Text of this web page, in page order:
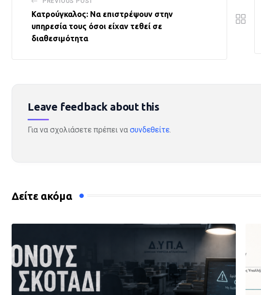
Κατρούγκαλος: Να επιστρέψουν στην
υπηρεσία τους όσοι είχαν τεθεί σε
διαθεσιμότητα
Leave feedback about this
Για να σχολιάσετε πρέπει να συνδεθείτε.
Δείτε ακόμα